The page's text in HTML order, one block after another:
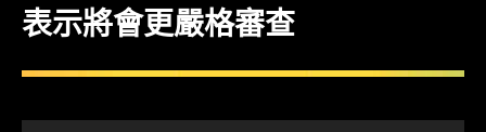
表示將會更嚴格審查